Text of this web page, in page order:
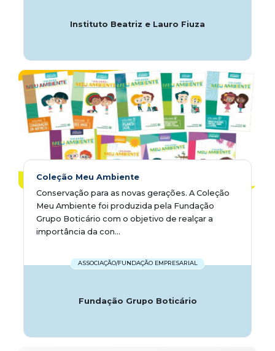
Instituto Beatriz e Lauro Fiuza
Coleção Meu Ambiente
Conservação para as novas gerações. A Coleção
Meu Ambiente foi produzida pela Fundação
Grupo Boticário com o objetivo de realçar a
importância da con...
ASSOCIAÇÃO/FUNDAÇÃO EMPRESARIAL
Fundação Grupo Boticário